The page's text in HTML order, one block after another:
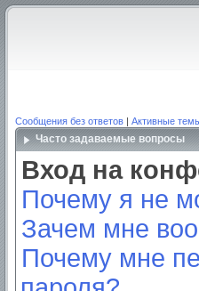
Сообщения без ответов | Активные
Часто задаваемые вопросы
Вход на
Почему я не
Зачем мне
Почему мне